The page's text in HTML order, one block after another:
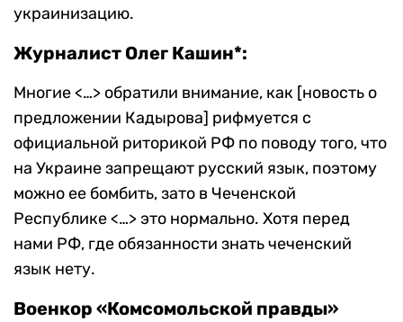
украинизацию.
Журналист Олег Кашин*:
Многие <…> обратили внимание, как [новость о
предложении Кадырова] рифмуется с
официальной риторикой РФ по поводу того, что
на Украине запрещают русский язык, поэтому
можно ее бомбить, зато в Чеченской
Республике <…> это нормально. Хотя перед
нами РФ, где обязанности знать чеченский
язык нету.
Военкор «Комсомольской правды»